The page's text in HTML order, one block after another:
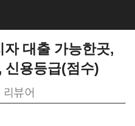
대출 가능한곳,
신용등급(점수)
리뷰어